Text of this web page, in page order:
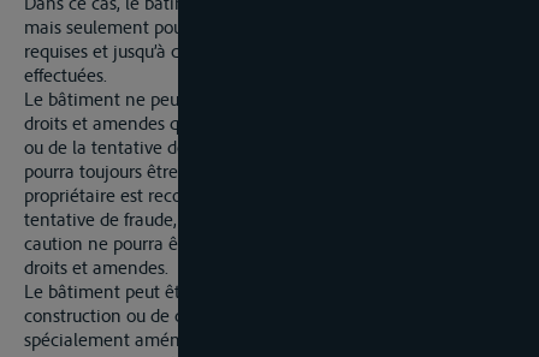
mais seulement pour permettre d’effectuer les constatations
requises et jusqu’à ce que ces constatations aient été
effectuées.
Le bâtiment ne peut être saisie en garantie du paiement des
droits et amendes que si le propriétaire est inculpé de fraude
ou de la tentative de fraude constatées, mainlevée de la saisie
pourra toujours être obtenue moyennant caution. Si le
propriétaire est reconnu coupable de la fraude ou de la
tentative de fraude, la levée de la saisie ou la libération de la
caution ne pourra être exigée que moyennant paiement des
droits et amendes.
Le bâtiment peut être confisqué quand, en raison de sa
construction ou de certaines de ses particularités, il se trouve
spécialement aménagé en vue de la fraude dont la